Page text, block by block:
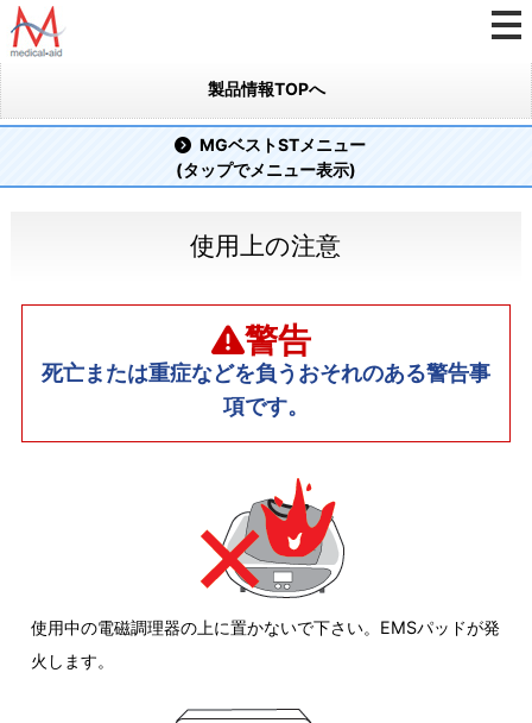
製品情報TOPへ
MGベストSTメニュー
(タップでメニュー表示)
使用上の注意
警告
死亡または重症などを負うおそれのある警告事
項です。
使用中の電磁調理器の上に置かないで下さい。EMSパッドが発
火します。